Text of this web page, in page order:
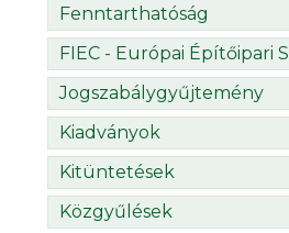
Fenntarthatóság
FIEC - Európai Építőipari
Jogszabálygyűjtemény
Kiadványok
Kitüntetések
Közgyűlések